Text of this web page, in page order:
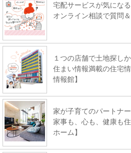
宅配サービスが気にな
オンライン相談で質問
１つの店舗で土地探し
住まい情報満載の住宅
情報館】
家が子育てのパートナー
家事も、心も、健康も
ホーム】